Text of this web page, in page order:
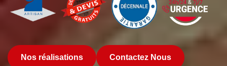
Nos réalisations Contactez Nous